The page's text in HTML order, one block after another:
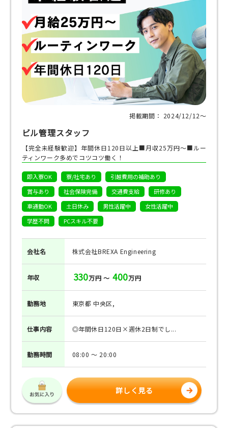
掲載期間： 2024/12/12〜
ビル管理スタッフ
【完全未経験歓迎】年間休日120日以上■月収25万円～■ルー
ティンワーク多めでコツコツ働く！
即入寮OK 寮/社宅あり
引越費用の補助あり
賞与あり
社会保険完備 交通費支給
研修あり
車通勤OK
土日休み 男性活躍中
女性活躍中
学歴不問
PCスキル不要
会社名 株式会社BREXA Engineering
年収 330万円 ～ 400万円
勤務地 東京都 中央区,
仕事内容 ◎年間休日120日×週休2日制でし...
勤務時間 08:00 ～ 20:00
詳しく見る